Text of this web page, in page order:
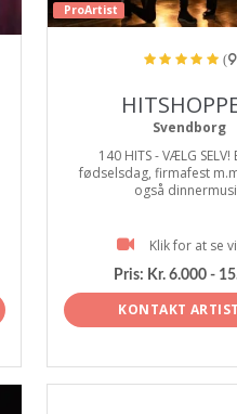
ProArtist
Svendborg
140 HITS - VÆLG
fødselsdag, firmafest
også
Klik for at se
Pris: Kr. 6.000 -
KONTAKT